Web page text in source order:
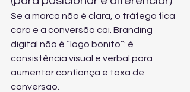
Se a marca não é clara, o tráfego fica
caro e a conversão cai. Branding
digital não é “logo bonito”: é
consistência visual e verbal para
aumentar confiança e taxa de
conversão.